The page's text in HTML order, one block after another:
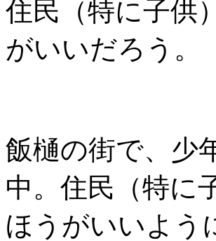
住民（特に子供
がいいだろう。
飯樋の街で、少
中。住民（特に
ほうがいいよう